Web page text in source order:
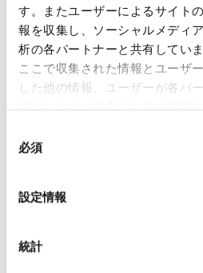
す。またユーザーによるサイト
報を収集し、ソーシャルメディ
析の各パートナーと共有してい
ここで収集された情報とユーザ
した他の情報、ユーザーが各パ
ッキーに同意したことになります
必須
設定情報
統計